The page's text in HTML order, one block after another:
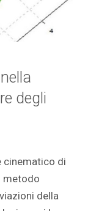
degli
cinematico di
metodo
della